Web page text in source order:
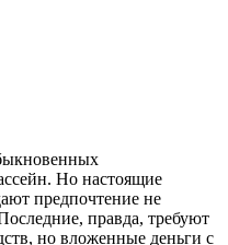
Но настоящие
предпочтение не
правда, требуют
но вложенные деньги с